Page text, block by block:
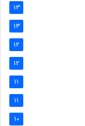
13
13
12
12
11
11
10